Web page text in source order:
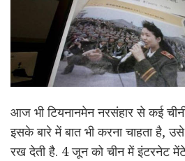
आज भी टियनानमेन नरसंहार से कई
इसके बारे में बात भी करना चाहता है,
रख देती है. 4 जून को चीन में इंटरनेट